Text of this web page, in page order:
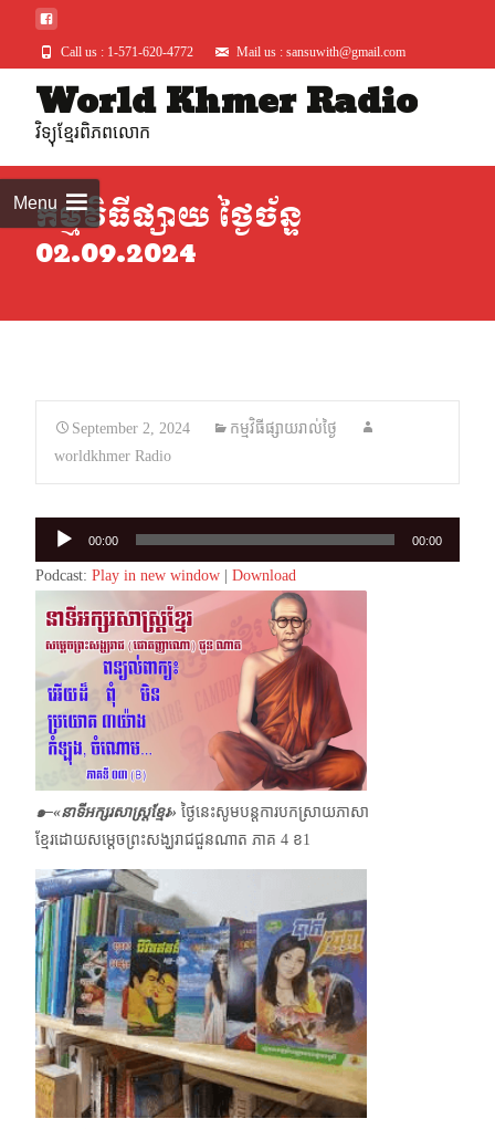
Call us : 1-571-620-4772 Mail us : sansuwith@gmail.com
World Khmer Radio
វិទ្យុខ្មែរពិភពលោក
Menuកម្មវិធីផ្សាយ ថ្ងៃច័ន្ទ
02.09.2024
September 2, 2024
កម្មវិធីផ្សាយរាល់ថ្ងៃ
worldkhmer Radio
Audio
Player
00:00 00:00
Podcast: Play in new window Download
๑–«នាទីអក្សរសាស្ត្រខ្មែរ» ថ្ងៃនេះសូមបន្តការបកស្រាយភាសា
ខ្មែរដោយសម្ដេចព្រះសង្ឃរាជជួនណាត ភាគ 4 ខ1